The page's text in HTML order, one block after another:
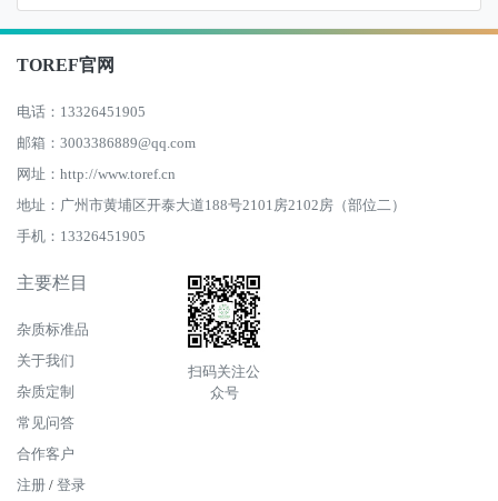
TOREF官网
电话：13326451905
邮箱：3003386889@qq.com
网址：http://www.toref.cn
地址：广州市黄埔区开泰大道188号2101房2102房（部位二）
手机：13326451905
主要栏目
杂质标准品
关于我们
杂质定制
常见问答
合作客户
注册 / 登录
扫码关注公
众号